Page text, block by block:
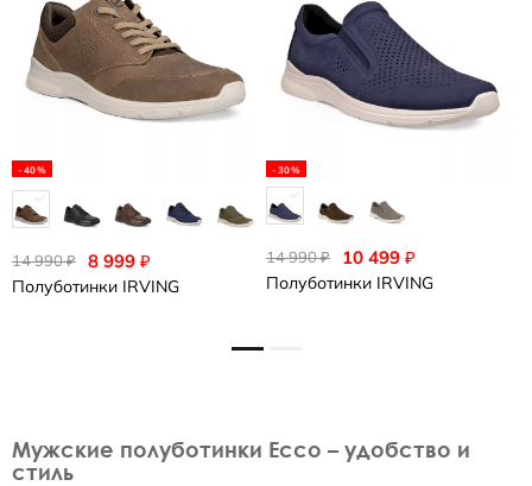
-40%
еще 2
8 999 ₽
14 990₽
Полуботинки IRVING
-30%
10 499 ₽
14 990₽
Полуботинки IRVING
Мужские полуботинки Ecco – удобство и
стиль